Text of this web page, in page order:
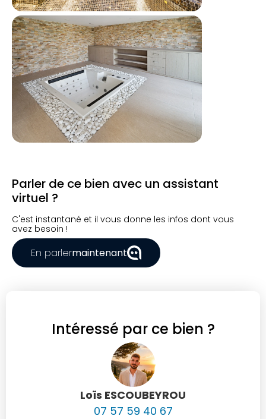
Parler de ce bien avec un assistant
virtuel ?
C'est instantané et il vous donne les infos dont vous
avez besoin !
En parlermaintenant
Intéressé par ce bien ?
Loïs ESCOUBEYROU
07 57 59 40 67